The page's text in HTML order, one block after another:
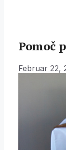
Pomoč
Februar 22,